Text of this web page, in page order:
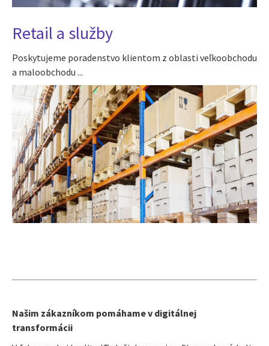
Retail a služby
Poskytujeme poradenstvo klientom z oblasti veľkoobchodu
a maloobchodu ...
Našim zákazníkom pomáhame v digitálnej
transformácii